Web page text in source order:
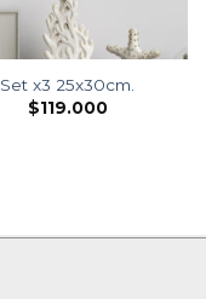
Set x3 25x30cm.
$119.000